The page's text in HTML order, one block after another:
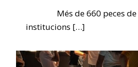
Més de 660 peces de
institucions […]